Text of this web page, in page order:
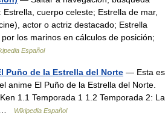
cuerpo celeste; Estrella de mar,
actor o actriz destacado; Estrella
los marinos en cálculos de posición;
Español
Puño de la Estrella del Norte — Esta es
anime El Puño de la Estrella del Norte.
1.1 Temporada 1 1.2 Temporada 2: La
…
Wikipedia Español